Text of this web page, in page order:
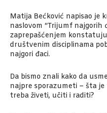
Matija Bećković napisao je
naslovom “Trijumf najgorih
zaprepašćenjem
društvenim disciplinama
najgori đaci.
Da bismo znali kako da
najpre sporazumeti – šta je
treba živeti, učiti i raditi?